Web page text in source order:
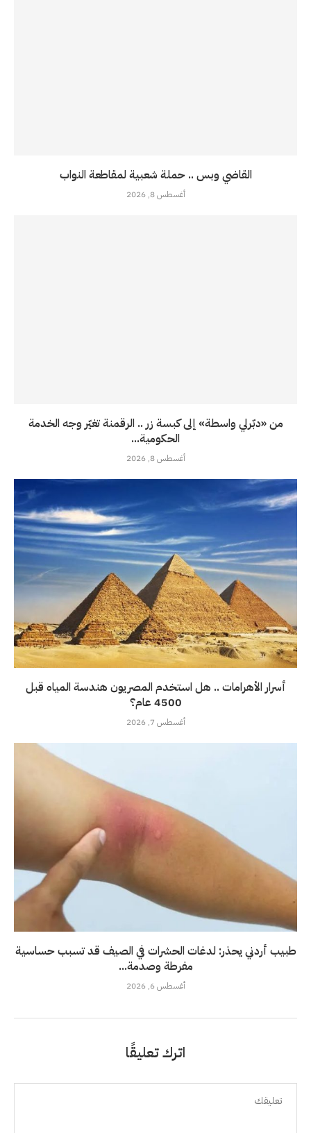
القاضي وبس .. حملة شعبية لمقاطعة النواب
أغسطس 8, 2026
من «دبّرلي واسطة» إلى كبسة زر .. الرقمنة تغيّر وجه الخدمة
الحكومية...
أغسطس 8, 2026
أسرار الأهرامات .. هل استخدم المصريون هندسة المياه قبل
4500 عام؟
أغسطس 7, 2026
طبيب أردني يحذر: لدغات الحشرات في الصيف قد تسبب حساسية
مفرطة وصدمة...
أغسطس 6, 2026
اترك تعليقًا